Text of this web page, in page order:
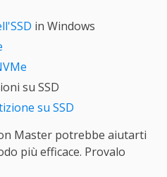
in Windows
su SSD
su SSD
Master potrebbe aiutarti
più efficace. Provalo